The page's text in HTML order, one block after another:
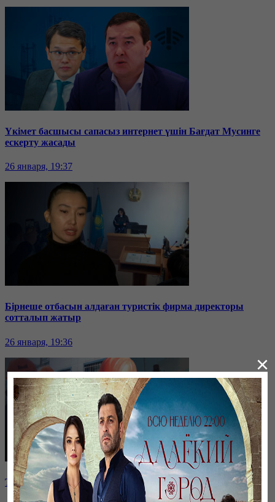
Үкімет басшысы сапасыз интернет үшін Бағдат Мусинге
ескерту жасады
26 января, 19:37
Бірнеше отбасын алдаған туристік фирма директоры
сотталып жатыр
26 января, 19:36
Таразда ТЭЦ қызметкерлері жалақы көтеруді талап етті
×